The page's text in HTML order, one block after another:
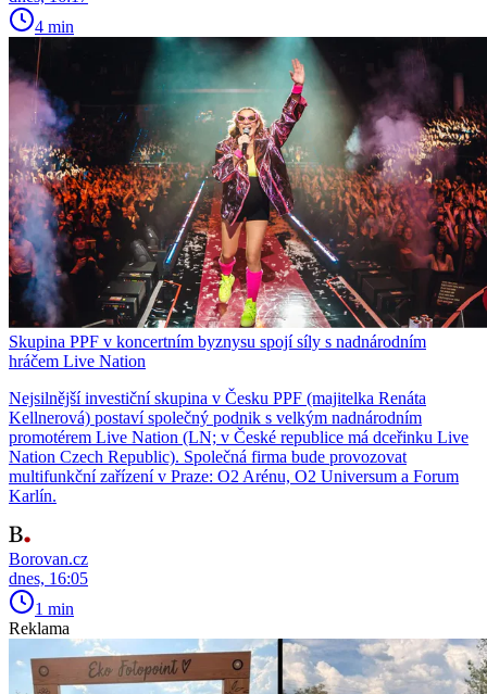
4 min
Skupina PPF v koncertním byznysu spojí síly s nadnárodním
hráčem Live Nation
Nejsilnější investiční skupina v Česku PPF (majitelka Renáta
Kellnerová) postaví společný podnik s velkým nadnárodním
promotérem Live Nation (LN; v České republice má dceřinku Live
Nation Czech Republic). Společná firma bude provozovat
multifunkční zařízení v Praze: O2 Arénu, O2 Universum a Forum
Karlín.
Borovan.cz
dnes, 16:05
1 min
Reklama